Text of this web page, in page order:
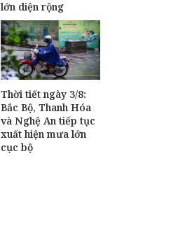
lớn diện rộng
Thời tiết ngày 3/8:
Bắc Bộ, Thanh Hóa
và Nghệ An tiếp tục
xuất hiện mưa lớn
cục bộ